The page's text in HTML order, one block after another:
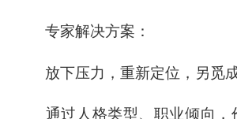
专家解决方案：
放下压力，重新定位，另觅
通过人格类型、职业倾向，